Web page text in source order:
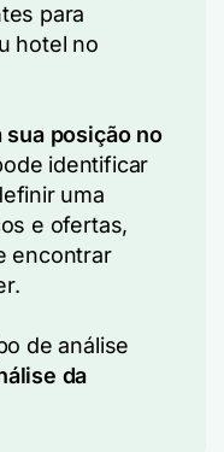
para
hotel no
sua posição no
identificar
uma
e ofertas,
encontrar
de análise
da